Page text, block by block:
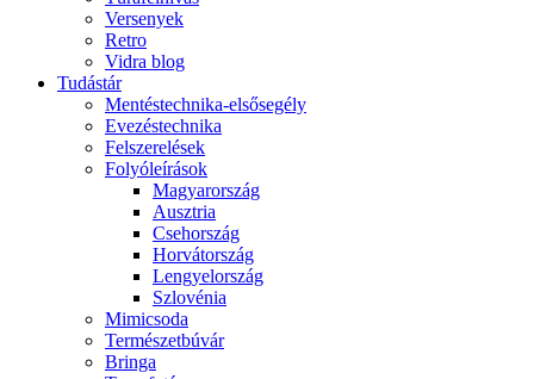
Versenyek
Retro
Vidra blog
Tudástár
Mentéstechnika-elsősegély
Evezéstechnika
Felszerelések
Folyóleírások
Magyarország
Ausztria
Csehország
Horvátország
Lengyelország
Szlovénia
Mimicsoda
Természetbúvár
Bringa